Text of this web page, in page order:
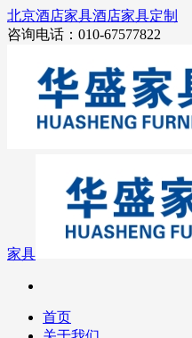
北京酒店家具酒店家具定制
咨询电话：010-67577822
家具
首页